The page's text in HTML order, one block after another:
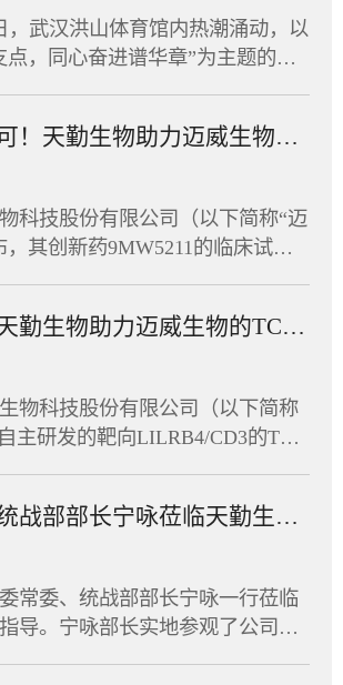
mRNA乙肝治疗性疫苗。天勤生
该项目提供了全套非临床毒理学
学研究服务，助力这一创新药物
向临床。CPU-YL01：突破性机
能性治愈CPU-YL01注射液是一
、Pre-S1-Fc融合蛋白的mRN
纳米颗粒（LNP）包裹构建递送
制独特，可激活多种胞内病原相
的获得性免疫应答。非临床研究
有效诱导HBV模型小鼠产生HBs
现血清学转换。这意味着，CPU-
乙肝患者摆脱长期用药，实...
，武汉洪山体育馆内热潮涌动，以
点，同心奋进谱华章”为主题的湖
统战部副部长、省工商联党组书
省工商联（总商会）领导班子成
席（副会长）等出席开幕式，共
湖北民营经济蓬勃朝气的高光时
工商联副会长单位，天勤生物积
董事长任习东亲自带队，组织员
赛，与全省62支民营企业及商协
磋技艺、以赛会友。赛场上，天
与了羽毛球、拔河、众星捧月等
出非凡的团队默契。队员们齐心
会是湖北省民营企业与商协会交流
，不仅丰富了员工的文体生活，
生物医药领域，将体育竞技中的
为推动企业创新发展的强大动
经济高质量发展贡献“天勤力
再获FDA许可！天勤生物助力迈威生物创新药9MW5211获批临床
科技股份有限公司（以下简称“迈
，其创新药9MW5211的临床试验
全球首个进入临床阶段的候选药
国创新抗体在自身免疫疾病领域
台迈出了坚实的一步。天勤生物
鑫圣（以下称“天勤鑫圣”）为该
毒理学研究服务，以科学严谨的
，助力项目零延迟抵达FDA审批
是迈威生物自主研发的高度特异
的关键病理机制进行精准干预。
活化及组织浸润是多种自身免疫
核心驱动因素。9MW5211所靶向
全球首款！天勤生物助力迈威生物的TCE双抗获FDA临床许可
物科技股份有限公司（以下简称
主研发的靶向LILRB4/CD3的TCE
髓系白血病、慢性粒单核细胞白
骨髓瘤等血液瘤的临床试验。作
进入临床阶段的LILRB4/CD3双
的成功申报标志着中国创新药在双
再次取得里程碑式突破。天勤生
勤鑫圣（以下简称“天勤鑫圣”）
省委常委、统战部部长宁咏莅临天勤生物调研指导
常委、统战部部长宁咏一行莅临
导。宁咏部长实地参观了公司实